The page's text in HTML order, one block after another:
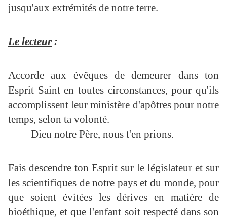
jusqu'aux extrémités de notre terre.
Le lecteur:
Accorde aux évêques de demeurer dans ton
Esprit Saint en toutes circonstances, pour qu'ils
accomplissent leur ministère d'apôtres pour notre
temps, selon ta volonté.
Dieu notre Père, nous t'en prions.
Fais descendre ton Esprit sur le législateur et sur
les scientifiques de notre pays et du monde, pour
que soient évitées les dérives en matière de
bioéthique, et que l'enfant soit respecté dans son